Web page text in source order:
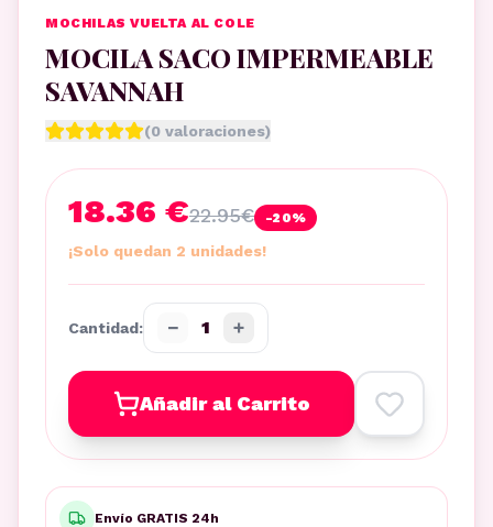
MOCHILAS VUELTA AL COLE
MOCILA SACO IMPERMEABLE
SAVANNAH
(0 valoraciones)
18.36 €22.95€ -20%
¡Solo quedan 2 unidades!
Cantidad: − 1 +
Añadir al Carrito
Envío GRATIS 24h